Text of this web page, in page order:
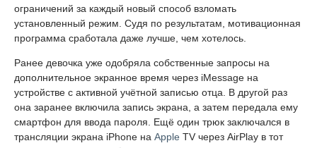
ограничений за каждый новый способ взломать
установленный режим. Судя по результатам, мотивационная
программа сработала даже лучше, чем хотелось.
Ранее девочка уже одобряла собственные запросы на
дополнительное экранное время через iMessage на
устройстве с активной учётной записью отца. В другой раз
она заранее включила запись экрана, а затем передала ему
смартфон для ввода пароля. Ещё один трюк заключался в
трансляции экрана iPhone на Apple TV через AirPlay в тот